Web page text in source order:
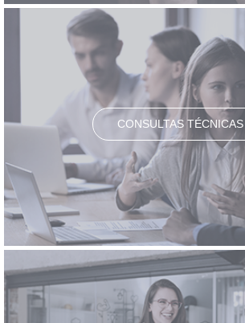
CONSULTAS TÉCNICAS